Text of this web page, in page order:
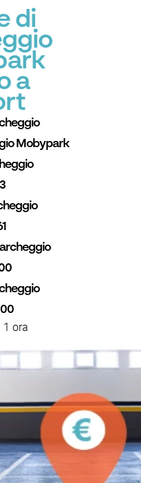
di
a
Mobypark
1 ora